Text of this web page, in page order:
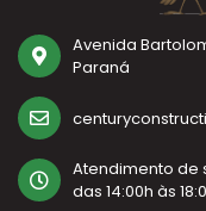
Avenida
Paraná
Atendimento de
das 14:00h às